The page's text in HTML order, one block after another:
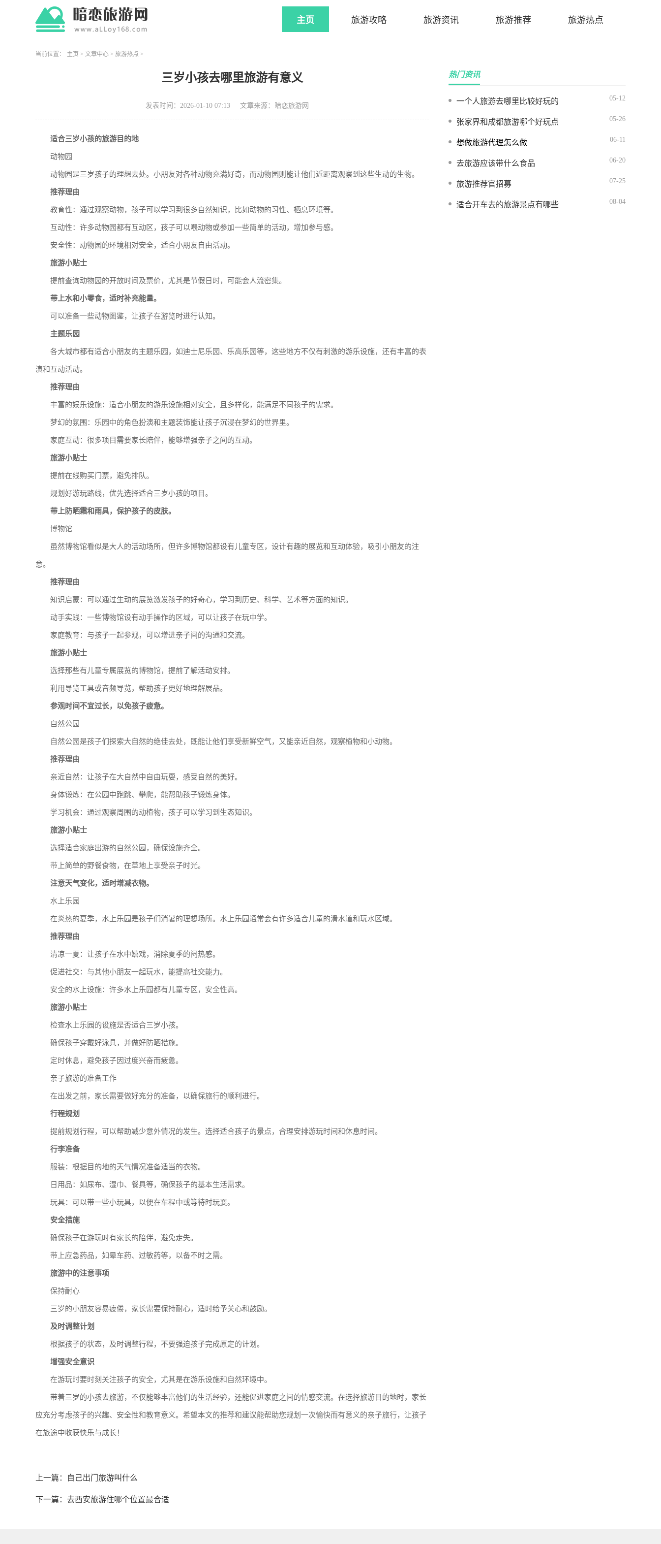
主页 旅游攻略 旅游资讯 旅游推荐 旅游热点
当前位置： 主页 > 文章中心 > 旅游热点 >
三岁小孩去哪里旅游有意义
发表时间：2026-01-10 07:13 文章来源：暗恋旅游网
适合三岁小孩的旅游目的地
动物园
动物园是三岁孩子的理想去处。小朋友对各种动物充满好奇，而动物园则能让他们近距离观察到这些生动的生物。
推荐理由
教育性：通过观察动物，孩子可以学习到很多自然知识，比如动物的习性、栖息环境等。
互动性：许多动物园都有互动区，孩子可以喂动物或参加一些简单的活动，增加参与感。
安全性：动物园的环境相对安全，适合小朋友自由活动。
旅游小贴士
提前查询动物园的开放时间及票价，尤其是节假日时，可能会人流密集。
带上水和小零食，适时补充能量。
可以准备一些动物图鉴，让孩子在游览时进行认知。
主题乐园
各大城市都有适合小朋友的主题乐园，如迪士尼乐园、乐高乐园等，这些地方不仅有刺激的游乐设施，还有丰富的表
演和互动活动。
推荐理由
丰富的娱乐设施：适合小朋友的游乐设施相对安全，且多样化，能满足不同孩子的需求。
梦幻的氛围：乐园中的角色扮演和主题装饰能让孩子沉浸在梦幻的世界里。
家庭互动：很多项目需要家长陪伴，能够增强亲子之间的互动。
旅游小贴士
提前在线购买门票，避免排队。
规划好游玩路线，优先选择适合三岁小孩的项目。
带上防晒霜和雨具，保护孩子的皮肤。
博物馆
虽然博物馆看似是大人的活动场所，但许多博物馆都设有儿童专区，设计有趣的展览和互动体验，吸引小朋友的注
意。
推荐理由
知识启蒙：可以通过生动的展览激发孩子的好奇心，学习到历史、科学、艺术等方面的知识。
动手实践：一些博物馆设有动手操作的区域，可以让孩子在玩中学。
家庭教育：与孩子一起参观，可以增进亲子间的沟通和交流。
旅游小贴士
选择那些有儿童专属展览的博物馆，提前了解活动安排。
利用导览工具或音频导览，帮助孩子更好地理解展品。
参观时间不宜过长，以免孩子疲惫。
自然公园
自然公园是孩子们探索大自然的绝佳去处，既能让他们享受新鲜空气，又能亲近自然，观察植物和小动物。
推荐理由
亲近自然：让孩子在大自然中自由玩耍，感受自然的美好。
身体锻炼：在公园中跑跳、攀爬，能帮助孩子锻炼身体。
学习机会：通过观察周围的动植物，孩子可以学习到生态知识。
旅游小贴士
选择适合家庭出游的自然公园，确保设施齐全。
带上简单的野餐食物，在草地上享受亲子时光。
注意天气变化，适时增减衣物。
水上乐园
在炎热的夏季，水上乐园是孩子们消暑的理想场所。水上乐园通常会有许多适合儿童的滑水道和玩水区域。
推荐理由
清凉一夏：让孩子在水中嬉戏，消除夏季的闷热感。
促进社交：与其他小朋友一起玩水，能提高社交能力。
安全的水上设施：许多水上乐园都有儿童专区，安全性高。
旅游小贴士
检查水上乐园的设施是否适合三岁小孩。
确保孩子穿戴好泳具，并做好防晒措施。
定时休息，避免孩子因过度兴奋而疲惫。
亲子旅游的准备工作
在出发之前，家长需要做好充分的准备，以确保旅行的顺利进行。
行程规划
提前规划行程，可以帮助减少意外情况的发生。选择适合孩子的景点，合理安排游玩时间和休息时间。
行李准备
服装：根据目的地的天气情况准备适当的衣物。
日用品：如尿布、湿巾、餐具等，确保孩子的基本生活需求。
玩具：可以带一些小玩具，以便在车程中或等待时玩耍。
安全措施
确保孩子在游玩时有家长的陪伴，避免走失。
带上应急药品，如晕车药、过敏药等，以备不时之需。
旅游中的注意事项
保持耐心
三岁的小朋友容易疲倦，家长需要保持耐心，适时给予关心和鼓励。
及时调整计划
根据孩子的状态，及时调整行程，不要强迫孩子完成原定的计划。
增强安全意识
在游玩时要时刻关注孩子的安全，尤其是在游乐设施和自然环境中。
带着三岁的小孩去旅游，不仅能够丰富他们的生活经验，还能促进家庭之间的情感交流。在选择旅游目的地时，家长
应充分考虑孩子的兴趣、安全性和教育意义。希望本文的推荐和建议能帮助您规划一次愉快而有意义的亲子旅行，让孩子
在旅途中收获快乐与成长！
上一篇： 自己出门旅游叫什么
下一篇： 去西安旅游住哪个位置最合适
热门资讯
一个人旅游去哪里比较好玩的 05-12
张家界和成都旅游哪个好玩点 05-26
想做旅游代理怎么做 06-11
去旅游应该带什么食品 06-20
旅游推荐官招募 07-25
适合开车去的旅游景点有哪些 08-04